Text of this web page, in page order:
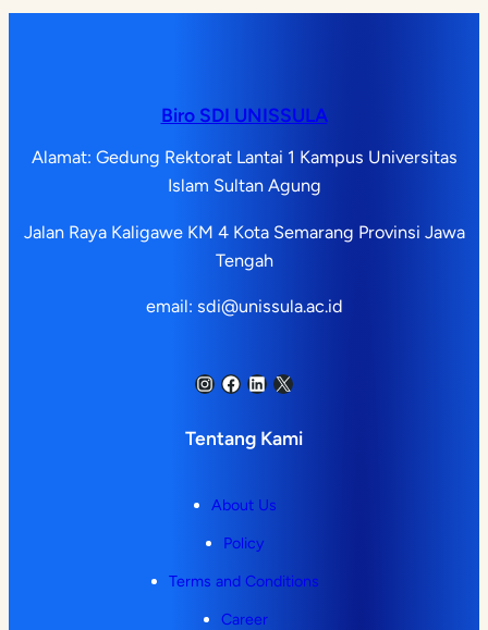
Biro SDI UNISSULA
Alamat: Gedung Rektorat Lantai 1 Kampus Universitas
Islam Sultan Agung
Jalan Raya Kaligawe KM 4 Kota Semarang Provinsi Jawa
Tengah
email: sdi@unissula.ac.id
Instagram Facebook LinkedIn X
Tentang Kami
About Us
Policy
Terms and Conditions
Career